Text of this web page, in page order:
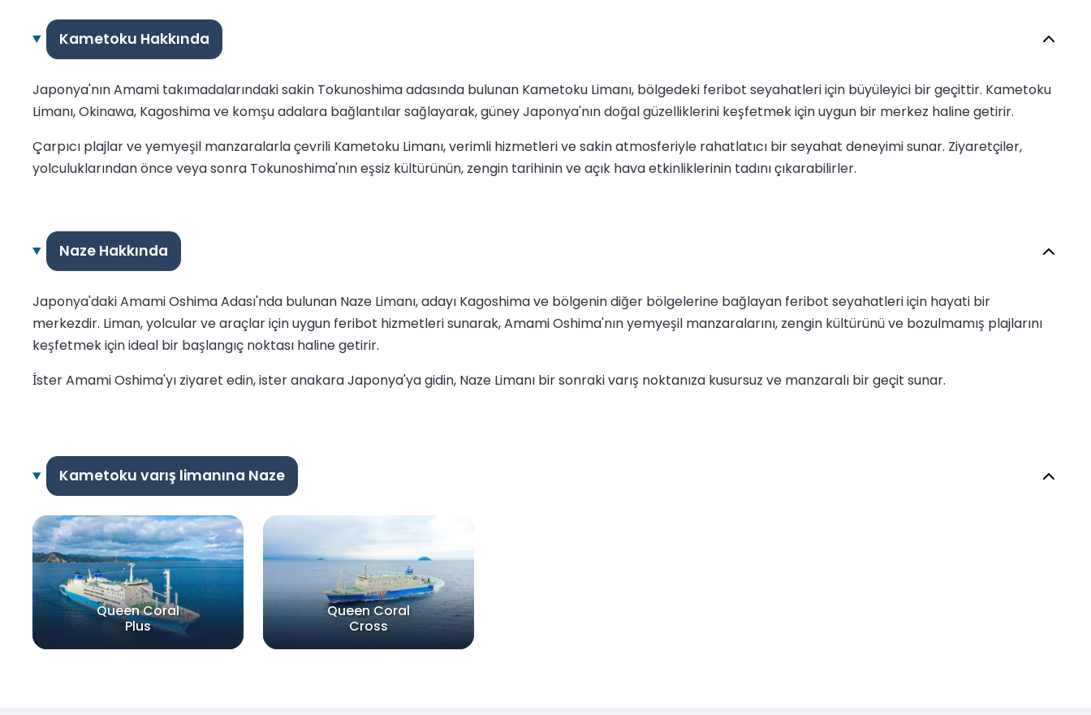
Kametoku Hakkında
Japonya'nın Amami takımadalarındaki sakin Tokunoshima adasında bulunan Kametoku Limanı, bölgedeki feribot seyahatleri için büyüleyici bir geçittir. Kametoku
Limanı, Okinawa, Kagoshima ve komşu adalara bağlantılar sağlayarak, güney Japonya'nın doğal güzelliklerini keşfetmek için uygun bir merkez haline getirir.
Çarpıcı plajlar ve yemyeşil manzaralarla çevrili Kametoku Limanı, verimli hizmetleri ve sakin atmosferiyle rahatlatıcı bir seyahat deneyimi sunar. Ziyaretçiler,
yolculuklarından önce veya sonra Tokunoshima'nın eşsiz kültürünün, zengin tarihinin ve açık hava etkinliklerinin tadını çıkarabilirler.
Naze Hakkında
Japonya'daki Amami Oshima Adası'nda bulunan Naze Limanı, adayı Kagoshima ve bölgenin diğer bölgelerine bağlayan feribot seyahatleri için hayati bir
merkezdir. Liman, yolcular ve araçlar için uygun feribot hizmetleri sunarak, Amami Oshima'nın yemyeşil manzaralarını, zengin kültürünü ve bozulmamış plajlarını
keşfetmek için ideal bir başlangıç noktası haline getirir.
İster Amami Oshima'yı ziyaret edin, ister anakara Japonya'ya gidin, Naze Limanı bir sonraki varış noktanıza kusursuz ve manzaralı bir geçit sunar.
Kametoku varış limanına Naze
Queen Coral
Plus
Queen Coral
Cross